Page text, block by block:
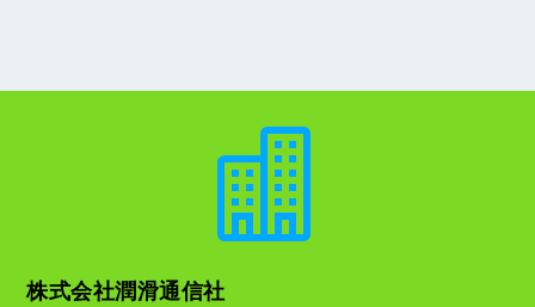

株式会社潤滑通信社